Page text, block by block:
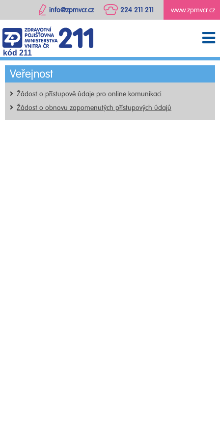
www.zpmvcr.cz
224 211 211
info@zpmvcr.cz
kód 211
Veřejnost
Žádost o přístupové údaje pro online komunikaci
Žádost o obnovu zapomenutých přístupových údajů